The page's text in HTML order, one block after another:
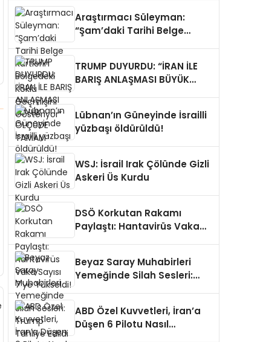
Araştırmacı Süleyman:
“Şam’daki Tarihi Belge
TRUMP DUYURDU: “İRAN İLE
BARIŞ ANLAŞMASI BÜYÜK
Lübnan’ın Güneyinde İsrailli
yüzbaşı öldürüldü!
WSJ: İsrail Irak Çölünde Gizli
Askeri Üs Kurdu
DSÖ Korkutan Rakamı
Paylaştı: Hantavirüs Vaka
Beyaz Saray Muhabirleri
Yemeğinde Silah Sesleri:
ABD Özel Kuvvetleri, İran’a
Düşen 6 Pilotu Nasıl